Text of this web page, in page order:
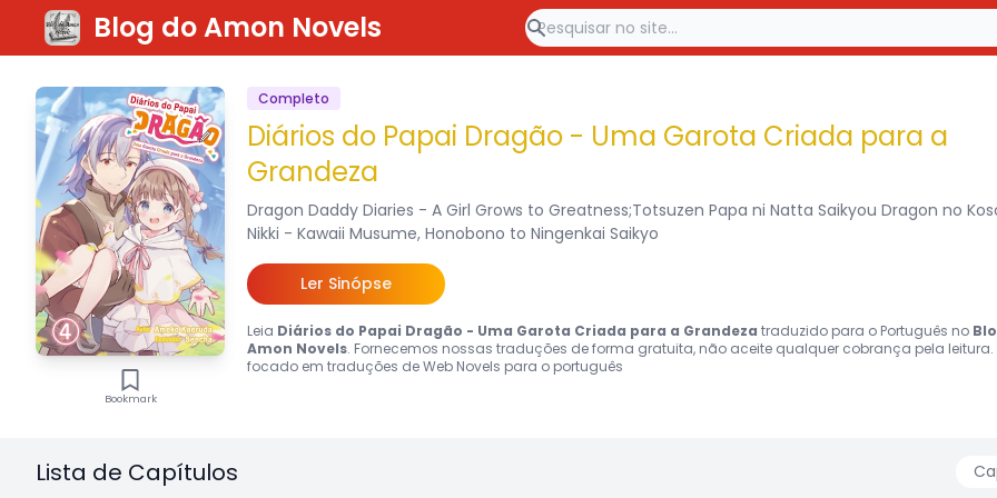
Blog do Amon Novels
Bookmark
Completo
Diários do Papai Dragão - Uma Garota Criada para a
Grandeza
Dragon Daddy Diaries - A Girl Grows to Greatness;Totsuzen Papa ni Natta Saikyou Dragon no
Nikki - Kawaii Musume, Honobono to Ningenkai Saikyo
Ler Sinópse
Leia Diários do Papai Dragão - Uma Garota Criada para a Grandeza traduzido para o Português no
Amon Novels. Fornecemos nossas traduções de forma gratuita, não aceite qualquer cobrança pela leitura.
focado em traduções de Web Novels para o português
Lista de Capítulos